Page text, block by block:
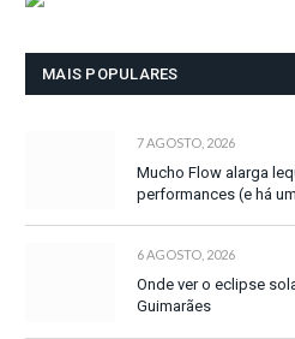
MAIS POPULARES
7 AGOSTO, 2026
Mucho Flow alarga
performances (e há
6 AGOSTO, 2026
Onde ver o eclipse
Guimarães